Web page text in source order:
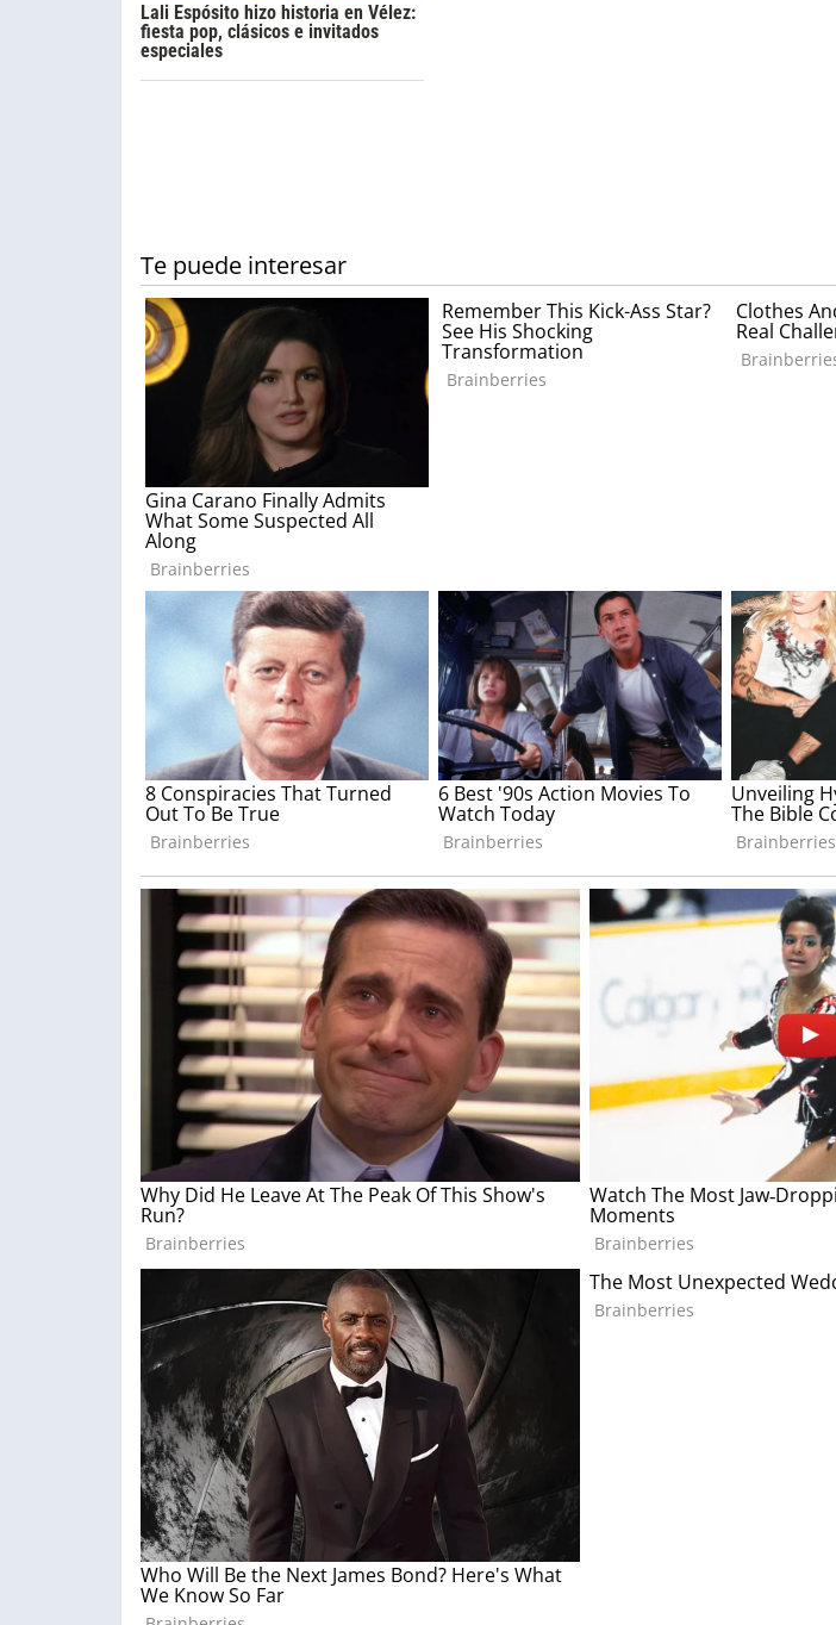
Lali Espósito hizo historia en Vélez:
fiesta pop, clásicos e invitados
especiales